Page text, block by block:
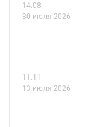
14.08
30 июля 2026
11.11
13 июля 2026